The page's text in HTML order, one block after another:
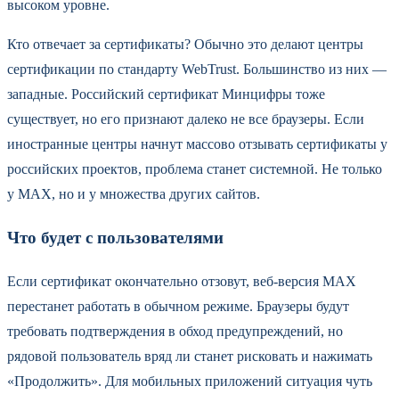
высоком уровне.
Кто отвечает за сертификаты? Обычно это делают центры
сертификации по стандарту WebTrust. Большинство из них —
западные. Российский сертификат Минцифры тоже
существует, но его признают далеко не все браузеры. Если
иностранные центры начнут массово отзывать сертификаты у
российских проектов, проблема станет системной. Не только
у MAX, но и у множества других сайтов.
Что будет с пользователями
Если сертификат окончательно отзовут, веб-версия MAX
перестанет работать в обычном режиме. Браузеры будут
требовать подтверждения в обход предупреждений, но
рядовой пользователь вряд ли станет рисковать и нажимать
«Продолжить». Для мобильных приложений ситуация чуть